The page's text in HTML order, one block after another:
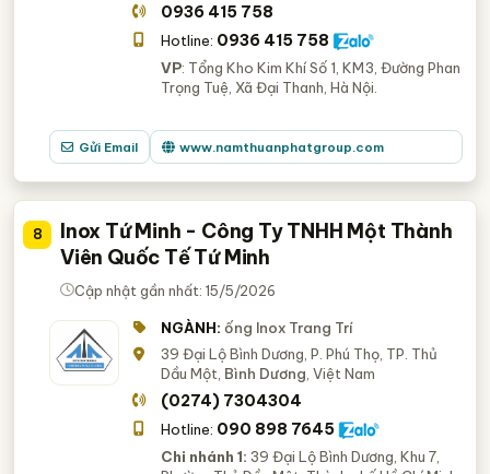
0936 415 758
Hotline: 0936 415 758
VP: Tổng Kho Kim Khí Số 1, KM3, Đường Phan
Trọng Tuệ, Xã Đại Thanh, Hà Nội.
Gửi Email www.namthuanphatgroup.com
8
Inox Tứ Minh - Công Ty TNHH Một Thành
Viên Quốc Tế Tứ Minh
Cập nhật gần nhất: 15/5/2026
NGÀNH: ống Inox Trang Trí
39 Đại Lộ Bình Dương, P. Phú Thọ, TP. Thủ
Dầu Một, Bình Dương , Việt Nam
(0274) 7304304
Hotline: 090 898 7645
Chi nhánh 1: 39 Đại Lộ Bình Dương, Khu 7,